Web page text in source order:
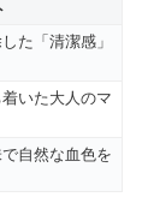
た「清潔感」
いた大人のマ
自然な血色を